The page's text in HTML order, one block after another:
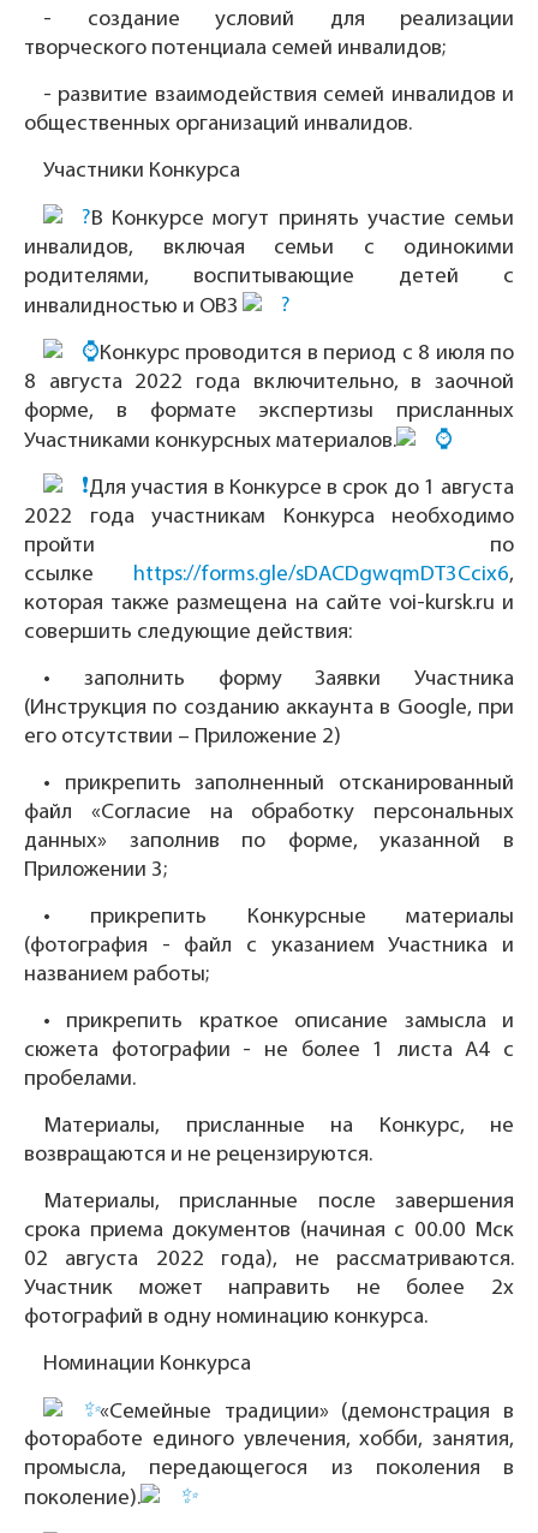
- создание условий для реализации
творческого потенциала семей инвалидов;
- развитие взаимодействия семей инвалидов и
общественных организаций инвалидов.
Участники Конкурса
В Конкурсе могут принять участие семьи
инвалидов, включая семьи с одинокими
родителями, воспитывающие детей с
инвалидностью и ОВЗ
Конкурс проводится в период с 8 июля по
8 августа 2022 года включительно, в заочной
форме, в формате экспертизы присланных
Участниками конкурсных материалов.
Для участия в Конкурсе в срок до 1 августа
2022 года участникам Конкурса необходимо
пройти по
ссылке
https://forms.gle/sDACDgwqmDT3Ccix6,
которая также размещена на сайте voi-kursk.ru и
совершить следующие действия:
• заполнить форму Заявки Участника
(Инструкция по созданию аккаунта в Google, при
его отсутствии – Приложение 2)
• прикрепить заполненный отсканированный
файл «Согласие на обработку персональных
данных» заполнив по форме, указанной в
Приложении 3;
• прикрепить Конкурсные материалы
(фотография - файл с указанием Участника и
названием работы;
• прикрепить краткое описание замысла и
сюжета фотографии - не более 1 листа A4 с
пробелами.
Материалы, присланные на Конкурс, не
возвращаются и не рецензируются.
Материалы, присланные после завершения
срока приема документов (начиная с 00.00 Мск
02 августа 2022 года), не рассматриваются.
Участник может направить не более 2х
фотографий в одну номинацию конкурса.
Номинации Конкурса
«Семейные традиции» (демонстрация в
фотоработе единого увлечения, хобби, занятия,
промысла, передающегося из поколения в
поколение).